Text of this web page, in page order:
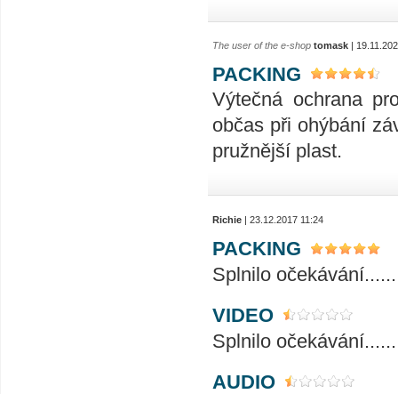
The user of the e-shop tomask |
PACKING
Výtečná ochrana
občas při ohýbání
pružnější plast.
Richie | 23.12.2017 11:24
PACKING
Splnilo
VIDEO
Splnilo
AUDIO